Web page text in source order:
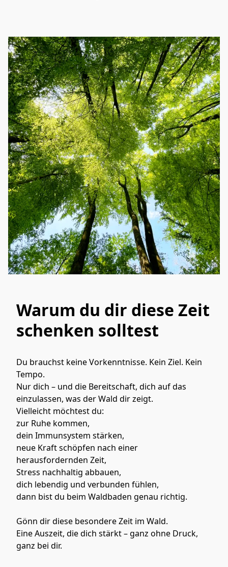
Warum du dir diese Zeit
schenken solltest
Du brauchst keine Vorkenntnisse. Kein Ziel. Kein
Tempo.
Nur dich – und die Bereitschaft, dich auf das
einzulassen, was der Wald dir zeigt.
Vielleicht möchtest du:
zur Ruhe kommen,
dein Immunsystem stärken,
neue Kraft schöpfen nach einer
herausfordernden Zeit,
Stress nachhaltig abbauen,
dich lebendig und verbunden fühlen,
dann bist du beim Waldbaden genau richtig.
Gönn dir diese besondere Zeit im Wald.
Eine Auszeit, die dich stärkt – ganz ohne Druck,
ganz bei dir.